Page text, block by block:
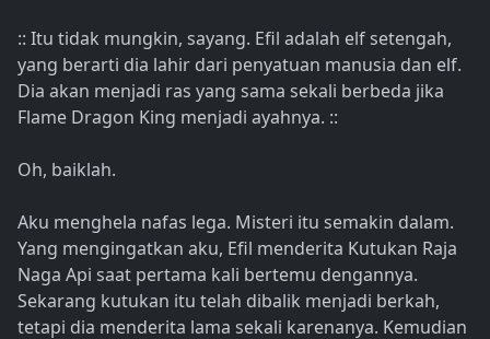
:: Itu tidak mungkin, sayang. Efil adalah elf setengah,
yang berarti dia lahir dari penyatuan manusia dan elf.
Dia akan menjadi ras yang sama sekali berbeda jika
Flame Dragon King menjadi ayahnya. ::
Oh, baiklah.
Aku menghela nafas lega. Misteri itu semakin dalam.
Yang mengingatkan aku, Efil menderita Kutukan Raja
Naga Api saat pertama kali bertemu dengannya.
Sekarang kutukan itu telah dibalik menjadi berkah,
tetapi dia menderita lama sekali karenanya. Kemudian